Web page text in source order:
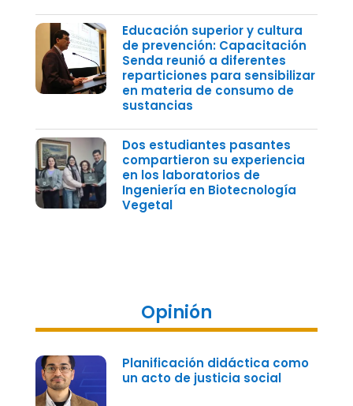
Educación superior y cultura
de prevención: Capacitación
Senda reunió a diferentes
reparticiones para sensibilizar
en materia de consumo de
sustancias
Dos estudiantes pasantes
compartieron su experiencia
en los laboratorios de
Ingeniería en Biotecnología
Vegetal
Opinión
Planificación didáctica como
un acto de justicia social